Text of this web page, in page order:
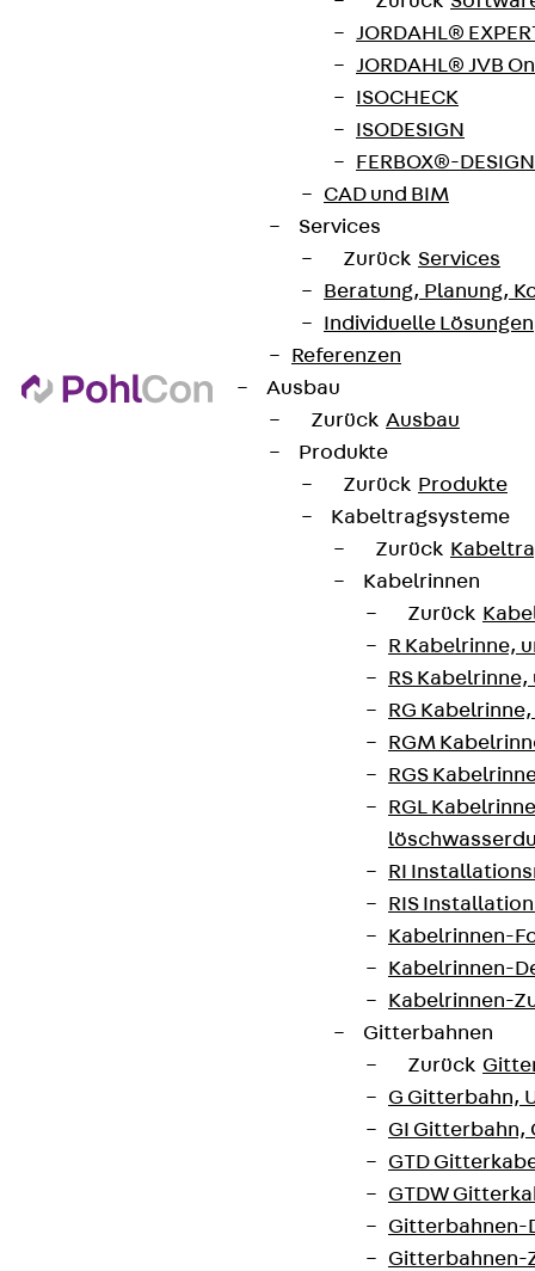
JORDAHL®
JORDAHL® JVB
ISOCHECK
ISODESIGN
FERBOX®-
CAD und BIM
Services
Zurück Services
Beratung, Planung,
Individuelle Lösungen
Referenzen
Ausbau
Zurück Ausbau
Produkte
Zurück Produkte
Kabeltragsysteme
Zurück
Kabelrinnen
Zurück
R Kabelrinne,
RS
RG
RGM
RGS
RGL
RI
RIS
Kabelrinnen-
Kabelrinnen-
Kabelrinnen-
Gitterbahnen
Zurück
G Gitterbahn,
GI Gitterbahn,
GTD
GTDW
Gitterbahnen-
Gitterbahnen-